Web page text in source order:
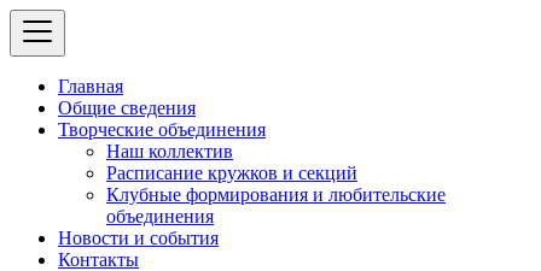
Главная
Общие сведения
Творческие объединения
Наш коллектив
Расписание кружков и секций
Клубные формирования и любительские
объединения
Новости и события
Контакты